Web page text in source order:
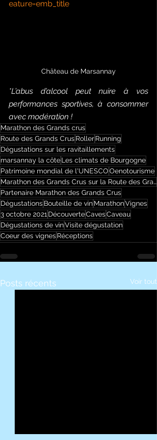
eature=emb_title
Château de Marsannay
*L’abus d’alcool peut nuire à vos
performances sportives, à consommer
avec modération !
Marathon des Grands crus
Route des Grands CrusRollerRunning
Dégustations sur les ravitaillements
marsannay la côteLes climats de Bourgogne
Patrimoine mondial de l'UNESCOOenotourisme
Marathon des Grands Crus sur la Route des Grands Crus
Partenaire Marathon des Grands Crus
DégustationsBouteille de vinMarathonVignes
3 octobre 2021 DécouverteCavesCaveau
Dégustations de vinVisite dégustation
Coeur des vignesRéceptions
Posts récents Voir tout